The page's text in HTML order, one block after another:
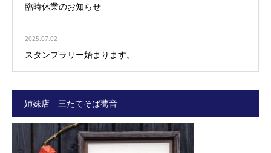
臨時休業のお知らせ
2025.07.02
スタンプラリー始まります。
姉妹店 三たてそば蕎音